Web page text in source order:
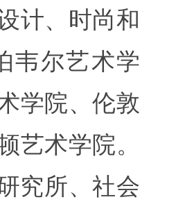
计、时尚和
韦尔艺术学
学院、伦敦
术学院。
究所、社会